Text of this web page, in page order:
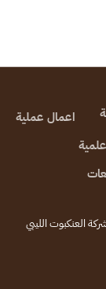
اعمال عملية
العنكبوت الليبي